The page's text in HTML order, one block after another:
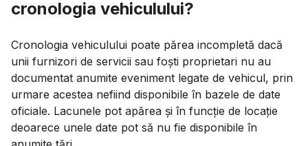
cronologia vehiculului?
Cronologia vehiculului poate părea incompletă dacă
unii furnizori de servicii sau foști proprietari nu au
documentat anumite eveniment legate de vehicul, prin
urmare acestea nefiind disponibile în bazele de date
oficiale. Lacunele pot apărea și în funcție de locație
deoarece unele date pot să nu fie disponibile în